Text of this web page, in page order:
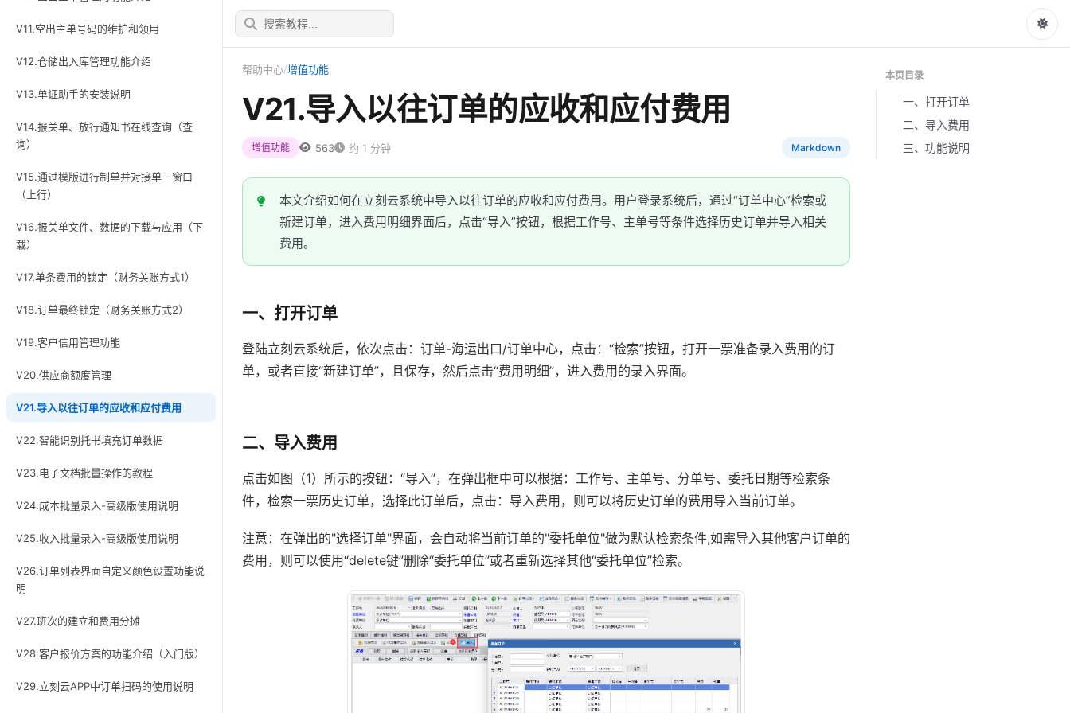
V11.空出主单号码的维护和领用
V12.仓储出入库管理功能介绍
V13.单证助手的安装说明
V14.报关单、放行通知书在线查询（查
询）
V15.通过模版进行制单并对接单一窗口
（上行）
V16.报关单文件、数据的下载与应用（下
载）
V17.单条费用的锁定（财务关账方式1）
V18.订单最终锁定（财务关账方式2）
V19.客户信用管理功能
V20.供应商额度管理
V21.导入以往订单的应收和应付费用
V22.智能识别托书填充订单数据
V23.电子文档批量操作的教程
V24.成本批量录入-高级版使用说明
V25.收入批量录入-高级版使用说明
V26.订单列表界面自定义颜色设置功能说
明
V27.班次的建立和费用分摊
V28.客户报价方案的功能介绍（入门版）
V29.立刻云APP中订单扫码的使用说明
帮助中心/增值功能
V21.导入以往订单的应收和应付费用
增值功能 563 约 1 分钟 Markdown
本文介绍如何在立刻云系统中导入以往订单的应收和应付费用。用户登录系统后，通过“订单中心”检索或
新建订单，进入费用明细界面后，点击“导入”按钮，根据工作号、主单号等条件选择历史订单并导入相关
费用。
一、打开订单
登陆立刻云系统后，依次点击：订单-海运出口/订单中心，点击：“检索”按钮，打开一票准备录入费用的订
单，或者直接“新建订单”，且保存，然后点击“费用明细”，进入费用的录入界面。
二、导入费用
点击如图（1）所示的按钮：“导入”，在弹出框中可以根据：工作号、主单号、分单号、委托日期等检索条
件，检索一票历史订单，选择此订单后，点击：导入费用，则可以将历史订单的费用导入当前订单。
注意：在弹出的"选择订单"界面，会自动将当前订单的"委托单位"做为默认检索条件,如需导入其他客户订单的
费用，则可以使用“delete键”删除“委托单位”或者重新选择其他“委托单位”检索。
本页目录
一、打开订单
二、导入费用
三、功能说明